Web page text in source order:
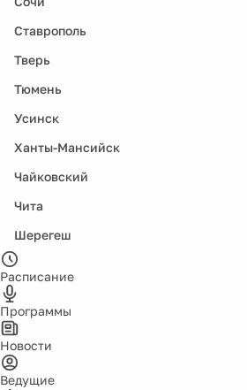
Ставрополь
Тверь
Тюмень
Усинск
Ханты-Мансийск
Чайковский
Чита
Шерегеш
Расписание
Программы
Новости
Ведущие